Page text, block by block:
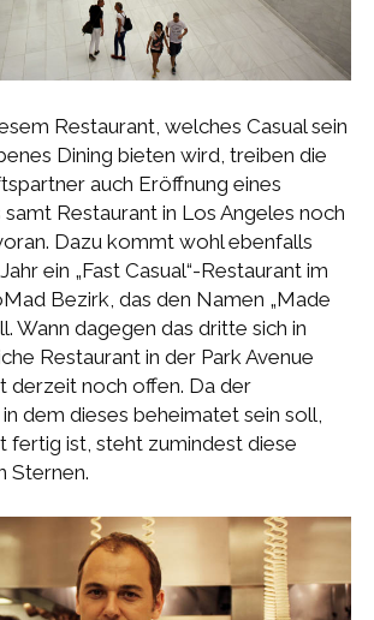
Restaurant, welches Casual sein
Dining bieten wird, treiben die
auch Eröffnung eines
Restaurant in Los Angeles noch
Dazu kommt wohl ebenfalls
ein „Fast Casual“-Restaurant im
Bezirk, das den Namen „Made
Wann dagegen das dritte sich in
Restaurant in der Park Avenue
derzeit noch offen. Da der
dem dieses beheimatet sein soll,
fertig ist, steht zumindest diese
Sternen.